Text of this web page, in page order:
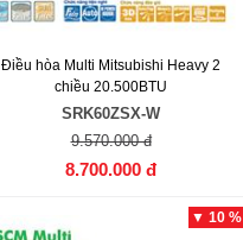
Điều hòa Multi Mitsubishi Heavy 2
chiều 20.500BTU
SRK60ZSX-W
9.570.000 đ
8.700.000 đ
▼ 10 %